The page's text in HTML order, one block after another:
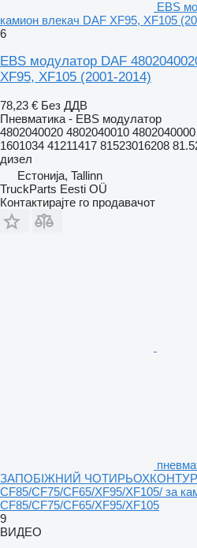
EBS
камион влекач DAF XF95, XF105
6
EBS модулатор DAF
XF95, XF105 (2001-2014)
78,23 € Без ДДВ
Пневматика - EBS модулатор
4802040020 4802040010
1601034 41211417 81523016208
дизел
Естонија, Tallinn
TruckParts Eesti OÜ
Контактирајте го продавачот
ЗАПОБІЖНИЙ
CF85/CF75/CF65/XF95/XF105/ за
CF85/CF75/CF65/XF95/XF105
9
ВИДЕО